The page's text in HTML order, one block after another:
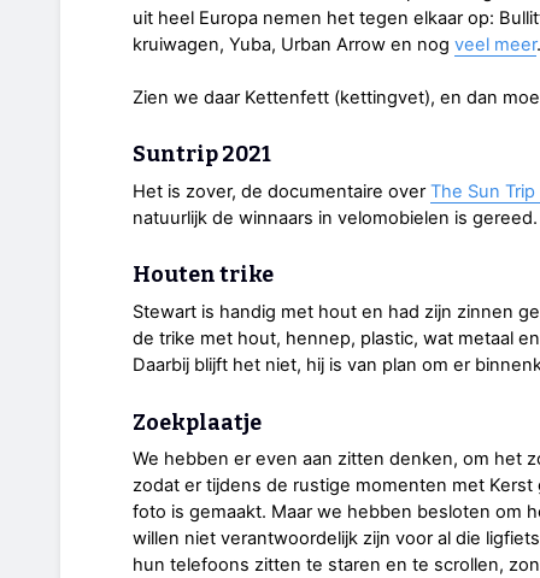
uit heel Europa nemen het tegen elkaar op:
kruiwagen, Yuba, Urban Arrow en nog veel meer.
Zien we daar Kettenfett (kettingvet), en dan
Suntrip 2021
Het is zover, de documentaire overThe Sun Trip
natuurlijk de winnaars in velomobielen is gereed.
Houten trike
Stewart is handig met hout en had zijn zinnen
de trike met hout, hennep, plastic, wat metaal
Daarbij blijft het niet, hij is van plan om er
Zoekplaatje
We hebben er even aan zitten denken, om het
zodat er tijdens de rustige momenten met
foto is gemaakt. Maar we hebben besloten om
willen niet verantwoordelijk zijn voor al die
hun telefoons zitten te staren en te scrollen,